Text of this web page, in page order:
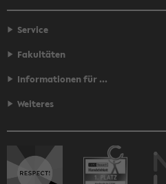
Service
Fakultäten
Informationen für ...
Weiteres